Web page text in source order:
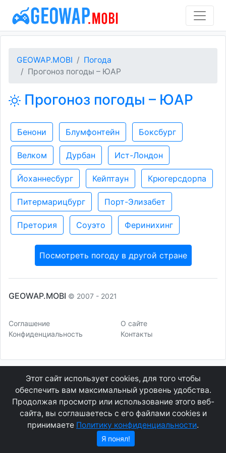
GEOWAP.MOBI
Погода
Прогоноз погоды – ЮАР
Прогоноз погоды – ЮАР
Бенони Блумфонтейн Боксбург
Велком Дурбан Ист-Лондон
Йоханнесбург Кейптаун Крюгерсдорпа
Питермарицбург Порт-Элизабет
Претория Соуэто Феринихинг
Посмотреть погоду в другой стране
GEOWAP.MOBI © 2007 - 2021
Соглашение
Конфиденциальность
О сайте
Контакты
Этот сайт использует cookies, для того чтобы
обеспечить вам максимальный уровень удобства.
Продолжая просмотр или использование этого веб-
сайта, вы соглашаетесь с его файлами cookies и
принимаете Политику конфиденциальности.
Я понял!